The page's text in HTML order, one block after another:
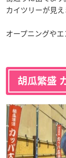
カイツリーが見え
オープニングや
胡瓜繁盛